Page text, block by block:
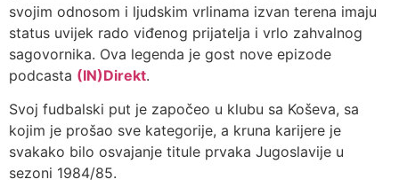
svojim odnosom i ljudskim vrlinama izvan terena imaju
status uvijek rado viđenog prijatelja i vrlo zahvalnog
sagovornika. Ova legenda je gost nove epizode
podcasta (IN)Direkt.
Svoj fudbalski put je započeo u klubu sa Koševa, sa
kojim je prošao sve kategorije, a kruna karijere je
svakako bilo osvajanje titule prvaka Jugoslavije u
sezoni 1984/85.